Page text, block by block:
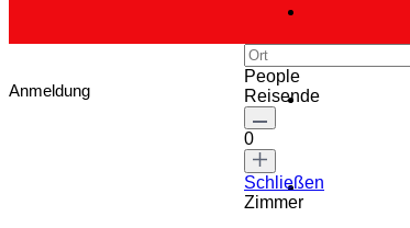
Anmeldung
People
Reisende
0
Schließen
Zimmer